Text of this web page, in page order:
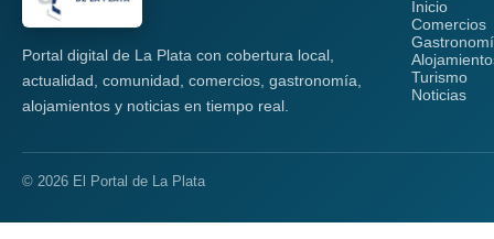
Portal digital de La Plata con cobertura local,
actualidad, comunidad, comercios, gastronomía,
alojamientos y noticias en tiempo real.
Inicio
Comercios
Turismo
Noticias
© 2026 El Portal de La Plata